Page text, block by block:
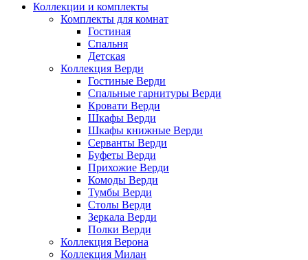
Коллекции и комплекты
Комплекты для комнат
Гостиная
Спальня
Детская
Коллекция Верди
Гостиные Верди
Спальные гарнитуры Верди
Кровати Верди
Шкафы Верди
Шкафы книжные Верди
Серванты Верди
Буфеты Верди
Прихожие Верди
Комоды Верди
Тумбы Верди
Столы Верди
Зеркала Верди
Полки Верди
Коллекция Верона
Коллекция Милан